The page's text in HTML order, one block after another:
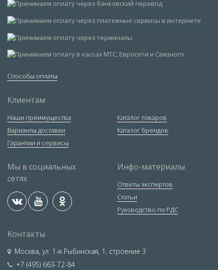
Способы оплаты
Клиентам
Наши преимущества
Варианты доставки
Гарантии и сервисы
Каталог товаров
Каталог брендов
Мы в социальных
сетях
Инфо-материалы
Ответы экспертов
Статьи
Руководство по РДС
Контакты
Москва, ул. 1-я Рыбинская, 1, строение 3
+7 (495) 663-72-84